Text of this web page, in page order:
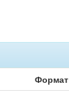
Формат